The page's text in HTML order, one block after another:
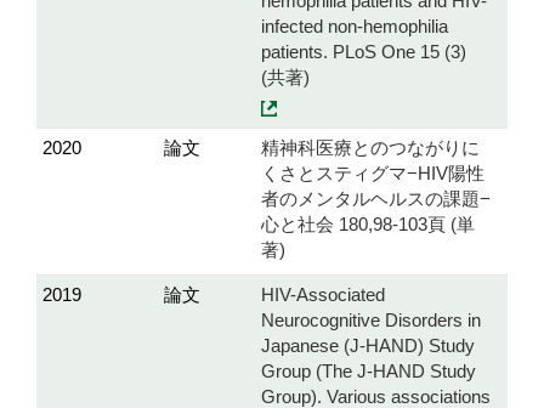
infected non-hemophilia
patients. PLoS One 15 (3)
(共著)
2020 論文
精神科医療とのつながりに
くさとスティグマ−HIV陽性
者のメンタルヘルスの課題−
心と社会 180,98-103頁 (単
著)
2019 論文
HIV-Associated
Neurocognitive Disorders in
Japanese (J-HAND) Study
Group (The J-HAND Study
Group). Various associations